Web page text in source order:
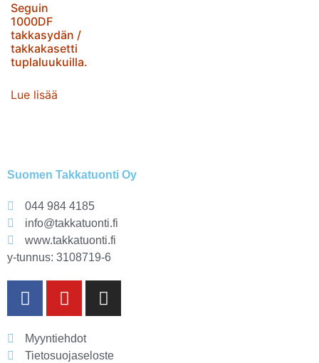
Seguin
1000DF
takkasydän /
takkakasetti
tuplaluukuilla.
Lue lisää
Suomen Takkatuonti Oy
044 984 4185
info@takkatuonti.fi
www.takkatuonti.fi
y-tunnus: 3108719-6
Myyntiehdot
Tietosuojaseloste